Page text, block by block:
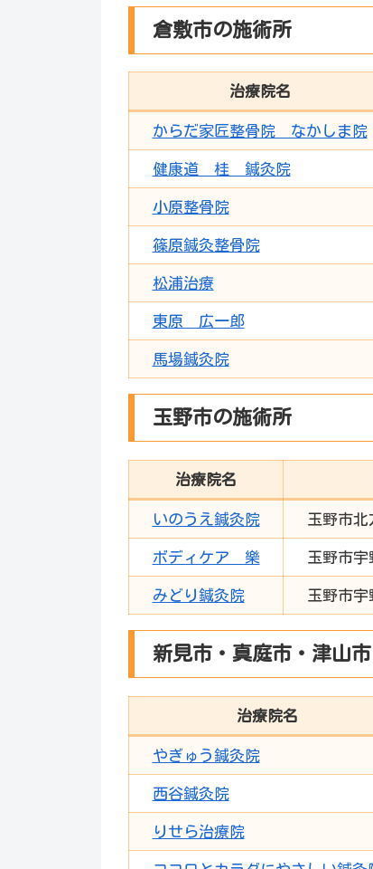
倉敷市の施術所
治療院名
からだ家匠整骨院 なかしま院
健康道 桂 鍼灸院
小原整骨院
篠原鍼灸整骨院
松浦治療
東原 広一郎
馬場鍼灸院
玉野市の施術所
治療院名
いのうえ鍼灸院 玉野市北
ボディケア 樂 玉野市宇
みどり鍼灸院 玉野市宇
新見市・真庭市・津山
治療院名
やぎゅう鍼灸院
西谷鍼灸院
りせら治療院